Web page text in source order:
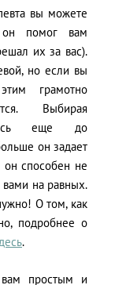
вы можете
он помог вам
их за вас).
но если вы
грамотно
Выбирая
еще до
он задает
способен не
вами на равных.
О том, как
подробнее о
.
простым и